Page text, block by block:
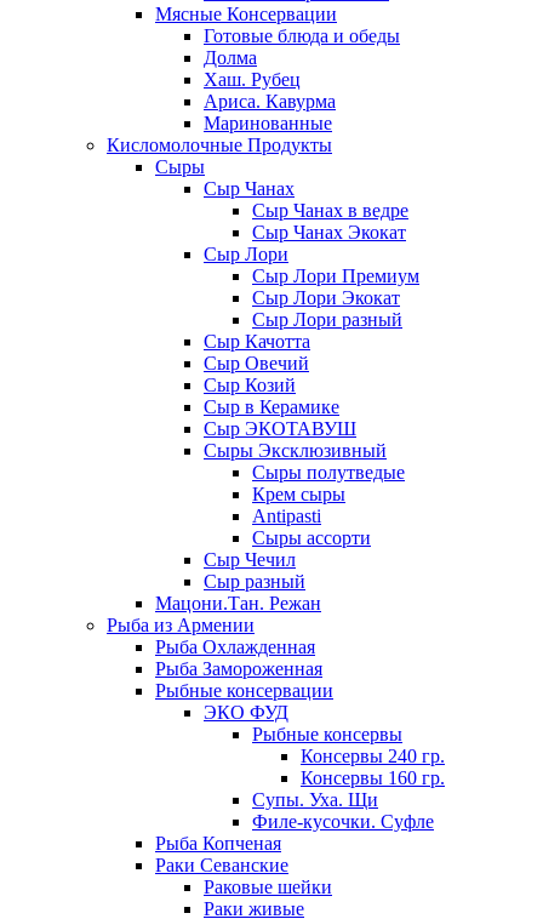
Мясные Консервации
Готовые блюда и обеды
Долма
Хаш. Рубец
Ариса. Кавурма
Маринованные
Кисломолочные Продукты
Сыры
Сыр Чанах
Сыр Чанах в ведре
Сыр Чанах Экокат
Сыр Лори
Сыр Лори Премиум
Сыр Лори Экокат
Сыр Лори разный
Сыр Качотта
Сыр Овечий
Сыр Козий
Сыр в Керамике
Сыр ЭКОТАВУШ
Сыры Эксклюзивный
Сыры полутведые
Крем сыры
Antipasti
Сыры ассорти
Сыр Чечил
Сыр разный
Мацони.Тан. Режан
Рыба из Армении
Рыба Охлажденная
Рыба Замороженная
Рыбные консервации
ЭКО ФУД
Рыбные консервы
Консервы 240 гр.
Консервы 160 гр.
Супы. Уха. Щи
Филе-кусочки. Суфле
Рыба Копченая
Раки Севанские
Раковые шейки
Раки живые